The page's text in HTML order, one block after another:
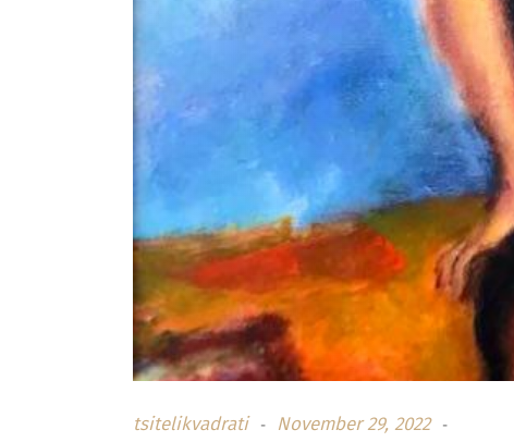
tsitelikvadrati November 29, 2022